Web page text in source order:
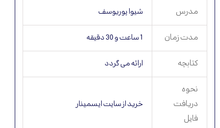
مدرس شیوا پوریوسف
مدت زمان 1 ساعت و 30 دقیقه
کتابچه ارائه می گردد
نحوه
دریافت
فایل
خرید از سایت ایسمینار